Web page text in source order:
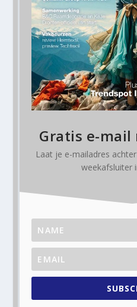
Gratis e-
Laat je e-mailadres
weekafsluiter